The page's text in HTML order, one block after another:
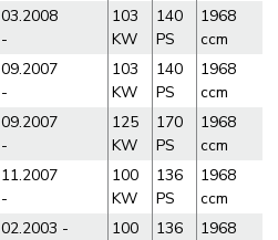
03.2008
-
103
KW
140
PS
1968
ccm
09.2007
-
103
KW
140
PS
1968
ccm
09.2007
-
125
KW
170
PS
1968
ccm
11.2007
-
100
KW
136
PS
1968
ccm
02.2003 - 100 136 1968